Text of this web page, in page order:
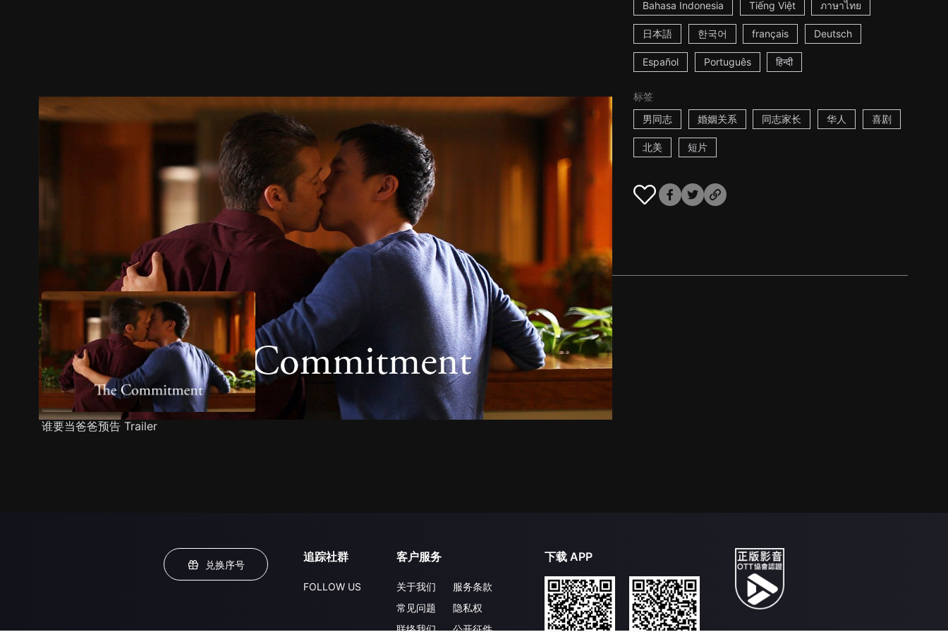
Bahasa Indonesia Tiếng Việt ภาษาไทย
日本語 한국어 français Deutsch
Español Português हिन्दी
标签
男同志
婚姻关系 同志家长 华人 喜剧
北美 短片
剧照 推荐影片 剧情介绍
谁要当爸爸预告 Trailer
兑换序号
追踪社群
FOLLOW US
客户服务
关于我们
常见问题
联络我们
服务条款
隐私权
公开征件
下载 APP